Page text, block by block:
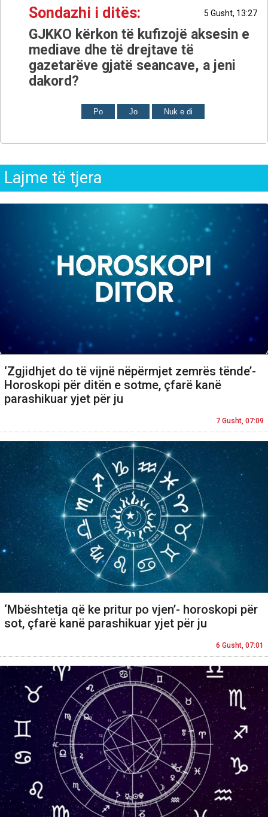
Sondazhi i ditës: 5 Gusht, 13:27
GJKKO kërkon të kufizojë aksesin e
mediave dhe të drejtave të
gazetarëve gjatë seancave, a jeni
dakord?
Po Jo Nuk e di
Lajme të tjera
‘Zgjidhjet do të vijnë nëpërmjet zemrës tënde’-
Horoskopi për ditën e sotme, çfarë kanë
parashikuar yjet për ju
7 Gusht, 07:09
‘Mbështetja që ke pritur po vjen’- horoskopi për
sot, çfarë kanë parashikuar yjet për ju
6 Gusht, 07:01